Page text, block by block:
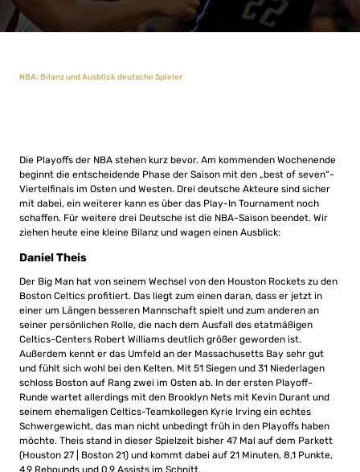
NBA: Bilanz und Ausblick deutsche Spieler
Die Playoffs der NBA stehen kurz bevor. Am kommenden Wochenende
beginnt die entscheidende Phase der Saison mit den „best of seven“-
Viertelfinals im Osten und Westen. Drei deutsche Akteure sind sicher
mit dabei, ein weiterer kann es über das Play-In Tournament noch
schaffen. Für weitere drei Deutsche ist die NBA-Saison beendet. Wir
ziehen heute eine kleine Bilanz und wagen einen Ausblick:
Daniel Theis
Der Big Man hat von seinem Wechsel von den Houston Rockets zu den
Boston Celtics profitiert. Das liegt zum einen daran, dass er jetzt in
einer um Längen besseren Mannschaft spielt und zum anderen an
seiner persönlichen Rolle, die nach dem Ausfall des etatmäßigen
Celtics-Centers Robert Williams deutlich größer geworden ist.
Außerdem kennt er das Umfeld an der Massachusetts Bay sehr gut
und fühlt sich wohl bei den Kelten. Mit 51 Siegen und 31 Niederlagen
schloss Boston auf Rang zwei im Osten ab. In der ersten Playoff-
Runde wartet allerdings mit den Brooklyn Nets mit Kevin Durant und
seinem ehemaligen Celtics-Teamkollegen Kyrie Irving ein echtes
Schwergewicht, das man nicht unbedingt früh in den Playoffs haben
möchte. Theis stand in dieser Spielzeit bisher 47 Mal auf dem Parkett
(Houston 27 | Boston 21) und kommt dabei auf 21 Minuten, 8,1 Punkte,
4,9 Rebounds und 0,9 Assists im Schnitt.